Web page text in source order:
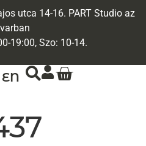
utca 14-16. PART Studio az
19:00, Szo: 10-14.
EN